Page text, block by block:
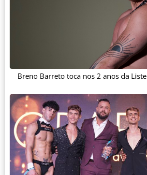
Breno Barreto toca nos 2 anos da